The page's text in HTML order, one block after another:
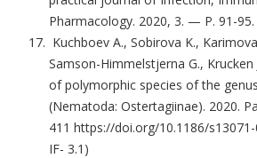
Pharmacology. 2020, 3. — P. 91-95.
Kuchboev A., Sobirova K.,
Samson-Himmelstjerna G., Krucken
of polymorphic species of the genus
(Nematoda: Ostertagiinae). 2020.
411 https://doi.org/10.1186/
IF- 3.1)